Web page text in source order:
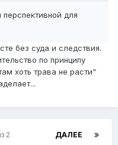
для
без суда и следствия.
по принципу
хоть трава не расти"
ДАЛЕЕ
2